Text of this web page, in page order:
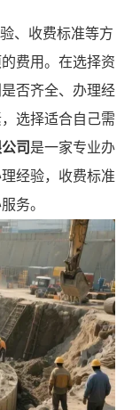
、收费标准等方
费用。在选择资
否齐全、办理经
选择适合自己需
司 是一家专业办
经验，收费标准
务。